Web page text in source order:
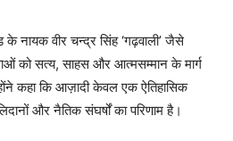
नायक वीर चन्द्र सिंह ‘गढ़वाली’ जैसे
को सत्य, साहस और आत्मसम्मान के मार्ग
कहा कि आज़ादी केवल एक ऐतिहासिक
और नैतिक संघर्षों का परिणाम है।